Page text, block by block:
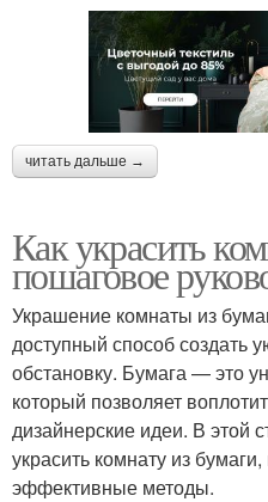
читать дальше →
Как украсить
пошаговое
Украшение комнаты из
доступный способ создать
обстановку. Бумага — это
который позволяет
дизайнерские идеи. В этой
украсить комнату из
эффективные методы.